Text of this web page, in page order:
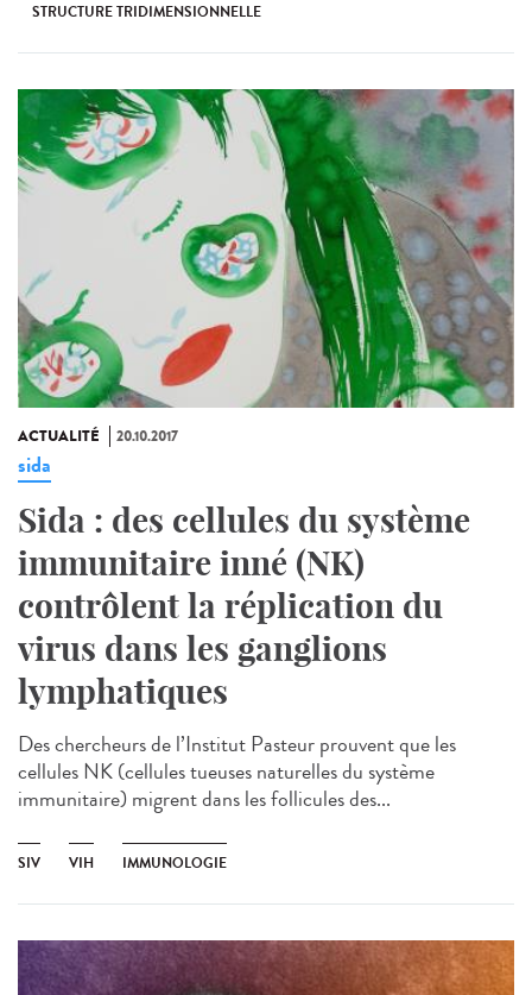
STRUCTURE TRIDIMENSIONNELLE
ACTUALITÉ 20.10.2017
sida
Sida : des cellules du système
immunitaire inné (NK)
contrôlent la réplication du
virus dans les ganglions
lymphatiques
Des chercheurs de l’Institut Pasteur prouvent que les
cellules NK (cellules tueuses naturelles du système
immunitaire) migrent dans les follicules des...
SIV VIH IMMUNOLOGIE